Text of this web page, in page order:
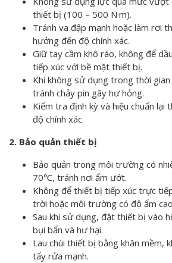
thiết bị (100 – 500 N·m).
Tránh va đập mạnh hoặc làm rơi
hưởng đến độ chính xác.
Giữ tay cầm khô ráo, không để
tiếp xúc với bề mặt thiết bị.
Khi không sử dụng trong thời
tránh chảy pin gây hư hỏng.
Kiểm tra định kỳ và hiệu chuẩn lại
độ chính xác.
2. Bảo quản thiết bị
Bảo quản trong môi trường có
70℃, tránh nơi ẩm ướt.
Không để thiết bị tiếp xúc trực
trời hoặc môi trường có độ ẩm
Sau khi sử dụng, đặt thiết bị vào
bụi bẩn và hư hại.
Lau chùi thiết bị bằng khăn mềm,
tẩy rửa mạnh.